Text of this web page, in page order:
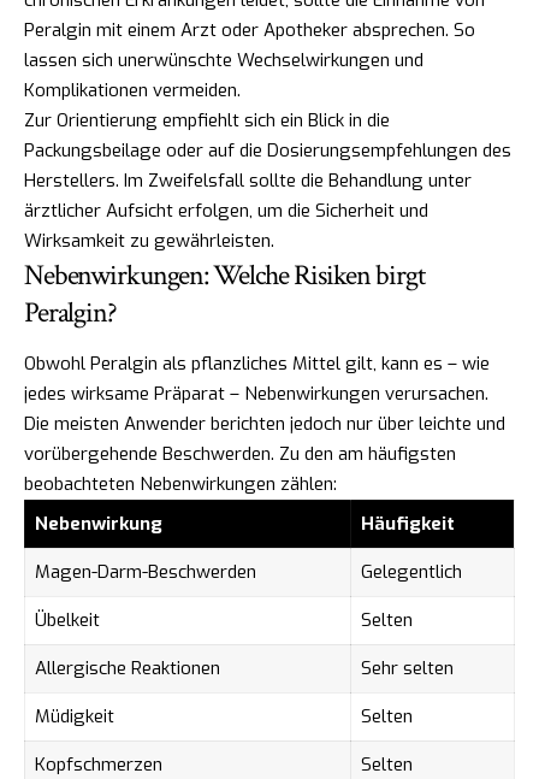
Peralgin mit einem Arzt oder Apotheker absprechen. So
lassen sich unerwünschte Wechselwirkungen und
Komplikationen vermeiden.
Zur Orientierung empfiehlt sich ein Blick in die
Packungsbeilage oder auf die Dosierungsempfehlungen des
Herstellers. Im Zweifelsfall sollte die Behandlung unter
ärztlicher Aufsicht erfolgen, um die Sicherheit und
Wirksamkeit zu gewährleisten.
Nebenwirkungen: Welche Risiken birgt
Peralgin?
Obwohl Peralgin als pflanzliches Mittel gilt, kann es – wie
jedes wirksame Präparat – Nebenwirkungen verursachen.
Die meisten Anwender berichten jedoch nur über leichte und
vorübergehende Beschwerden. Zu den am häufigsten
beobachteten Nebenwirkungen zählen:
Nebenwirkung
Häufigkeit
Magen-Darm-Beschwerden
Gelegentlich
Übelkeit
Selten
Allergische Reaktionen
Sehr selten
Müdigkeit
Selten
Kopfschmerzen
Selten